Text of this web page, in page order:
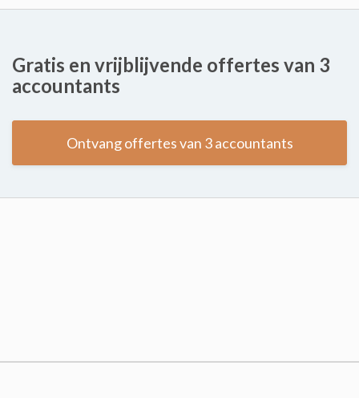
Gratis en vrijblijvende offertes van 3
accountants
Ontvang offertes van 3 accountants